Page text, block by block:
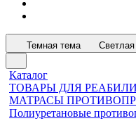
Темная тема
Каталог
ТОВАРЫ ДЛЯ
МАТРАСЫ
Полиуретановые